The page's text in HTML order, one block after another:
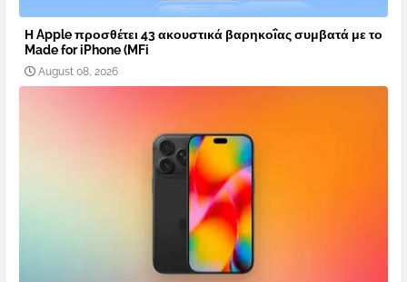
Η Apple προσθέτει 43 ακουστικά βαρηκοΐας συμβατά με το
Made for iPhone (MFi
August 08, 2026